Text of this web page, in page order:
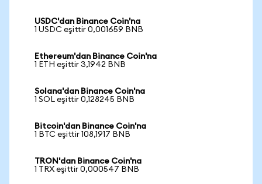
USDC'dan Binance Coin'na
1 USDC eşittir 0,001659 BNB
Ethereum'dan Binance Coin'na
1 ETH eşittir 3,1942 BNB
Solana'dan Binance Coin'na
1 SOL eşittir 0,128245 BNB
Bitcoin'dan Binance Coin'na
1 BTC eşittir 108,1917 BNB
TRON'dan Binance Coin'na
1 TRX eşittir 0,000547 BNB